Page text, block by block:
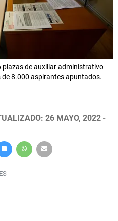
plazas de auxiliar administrativo
8.000 aspirantes apuntados.
26 MAYO, 2022 -